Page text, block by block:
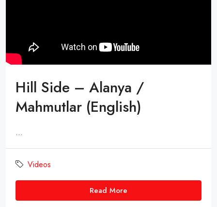
Hill Side – Alanya /
Mahmutlar (English)
...
Videos
Read More